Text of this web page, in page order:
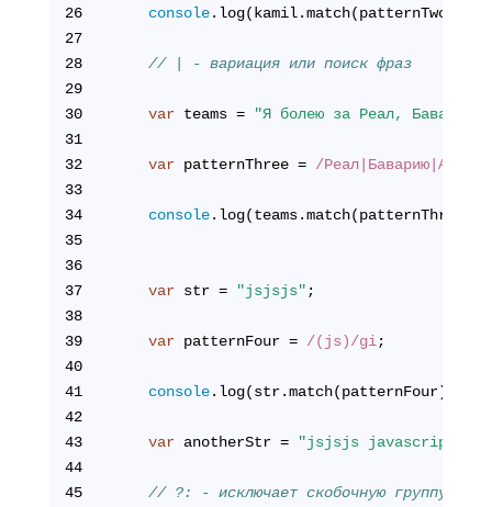
26
console.log(kamil.match(patternTwo));
27
28
// | - вариация или поиск фраз
29
30
var teams =
"Я болею за Реал, Баварию
31
32
var patternThree = /
33
34
console
35
36
37
var str = "jsjsjs" ;
38
39
var patternFour = /(js)/gi;
40
41
console.log(str.match(patternFour));
42
43
var anotherStr = "jsjsjs javascript"
44
45
// ?: - исключает скобочную группу из